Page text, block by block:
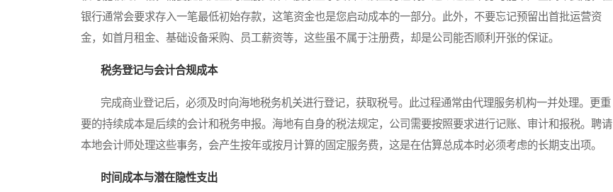
银行通常会要求存入一笔最低初始存款，这笔资金也是您启动成本的一部分。此外，不要忘记预留出首批运营资
金，如首月租金、基础设备采购、员工薪资等，这些虽不属于注册费，却是公司能否顺利开张的保证。
税务登记与会计合规成本
完成商业登记后，必须及时向海地税务机关进行登记，获取税号。此过程通常由代理服务机构一并处理。更重
要的持续成本是后续的会计和税务申报。海地有自身的税法规定，公司需要按照要求进行记账、审计和报税。聘请
本地会计师处理这些事务，会产生按年或按月计算的固定服务费，这是在估算总成本时必须考虑的长期支出项。
时间成本与潜在隐性支出